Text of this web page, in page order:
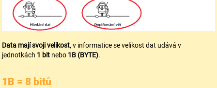
Data mají svoji velikost, v informatice se velikost dat udává v
jednotkách 1 bit nebo 1B (BYTE).
1B = 8 bitů